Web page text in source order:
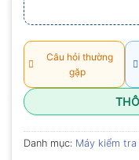
Câu hỏi thường
gặp
Danh mục: Máy kiểm